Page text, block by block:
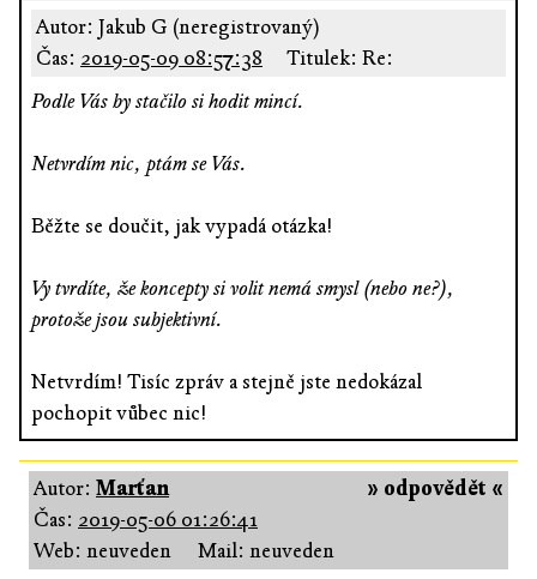
Autor: Jakub G (neregistrovaný)
Čas: 2019-05-09 08:57:38
Titulek: Re:
Podle Vás by stačilo si hodit mincí.
Netvrdím nic, ptám se Vás.
Běžte se doučit, jak vypadá otázka!
Vy tvrdíte, že koncepty si volit nemá smysl (nebo ne?),
protože jsou subjektivní.
Netvrdím! Tisíc zpráv a stejně jste nedokázal
pochopit vůbec nic!
» odpovědět «
Autor: Marťan
Čas: 2019-05-06 01:26:41
Web: neuveden
Mail: neuveden